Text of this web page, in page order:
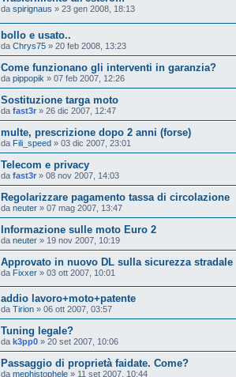
da spirignaus » 23 gen 2008, 18:13
bollo e usato..
da Chrys75 » 20 feb 2008, 13:23
Come funzionano gli interventi in garanzia?
da pippopik » 07 feb 2007, 12:26
Sostituzione targa moto
da fast3r » 26 dic 2007, 12:47
multe, prescrizione dopo 2 anni (forse)
da Fili_speed » 03 dic 2007, 23:01
Telecom e privacy
da fast3r » 08 nov 2007, 14:03
Regolarizzare pagamento tassa di circolazione
da neuter » 07 mag 2007, 13:47
Informazione sulle moto Euro 2
da neuter » 19 nov 2007, 10:19
Approvato in nuovo DL sulla sicurezza stradale
da Fixxer » 03 ott 2007, 10:01
addio lavoro+moto+patente
da Tirion » 06 ott 2007, 03:57
Tuning legale?
da k3pp0 » 20 set 2007, 10:06
Passaggio di proprietà faidate. Come?
da mephistophele » 11 set 2007, 10:44